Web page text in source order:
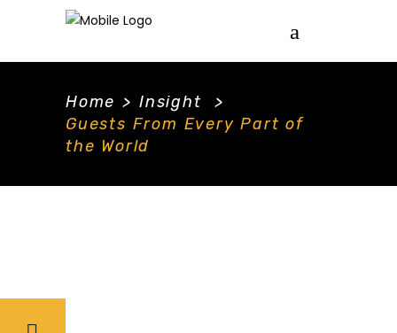
Home > Insight
>
Guests From Every Part of
the World